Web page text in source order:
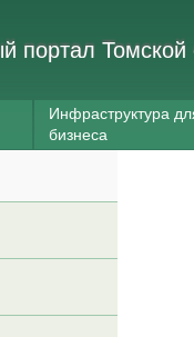
портал Томской
Инфраструктура
бизнеса